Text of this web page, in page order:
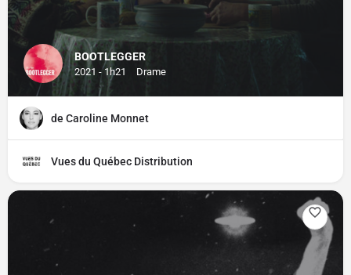
BOOTLEGGER
2021 - 1h21 Drame
de Caroline Monnet
Vues du Québec Distribution